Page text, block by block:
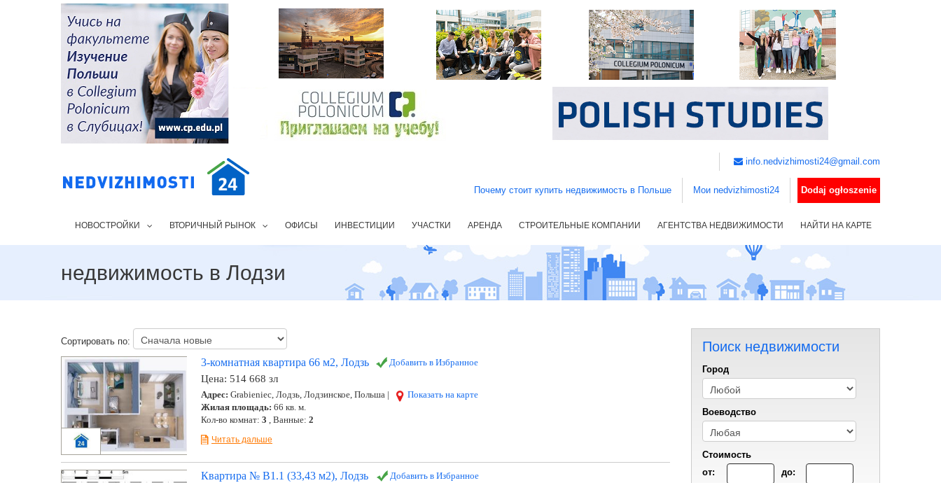
info.nedvizhimosti24@gmail.com
Почему стоит купить недвижимость в Польше Мои nedvizhimosti24 Dodaj ogłoszenie
НОВОСТРОЙКИ ВТОРИЧНЫЙ РЫНОК ОФИСЫ ИНВЕСТИЦИИ УЧАСТКИ АРЕНДА СТРОИТЕЛЬНЫЕ КОМПАНИИ АГЕНТСТВА НЕДВИЖИМОСТИ НАЙТИ НА КАРТЕ
недвижимость в Лодзи
Сортировать по:
Добавить в Избранное
3-комнатная квартира 66 м2, Лодзь
Цена: 514 668 зл
Адрес: Grabieniec, Лодзь, Лодзинское, Польша |
Показать на карте
Жилая площадь: 66 кв. м.
Кол-во комнат: 3 , Ванные: 2
Читать дальше
Добавить в Избранное
Квартира № B1.1 (33,43 м2), Лодзь
Поиск недвижимости
Город
Воеводствo
Стоимость
от:
до: